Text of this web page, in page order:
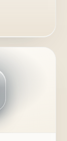
品牌？